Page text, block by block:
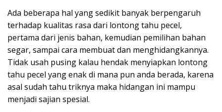
Ada beberapa hal yang sedikit banyak berpengaruh
terhadap kualitas rasa dari lontong tahu pecel,
pertama dari jenis bahan, kemudian pemilihan bahan
segar, sampai cara membuat dan menghidangkannya.
Tidak usah pusing kalau hendak menyiapkan lontong
tahu pecel yang enak di mana pun anda berada, karena
asal sudah tahu triknya maka hidangan ini mampu
menjadi sajian spesial.